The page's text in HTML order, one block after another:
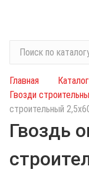
и
с
а
Главная Каталог
Гвозди
строительный
Гвоздь